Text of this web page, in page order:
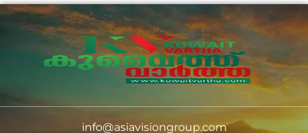
info@asiavisiongroup.com